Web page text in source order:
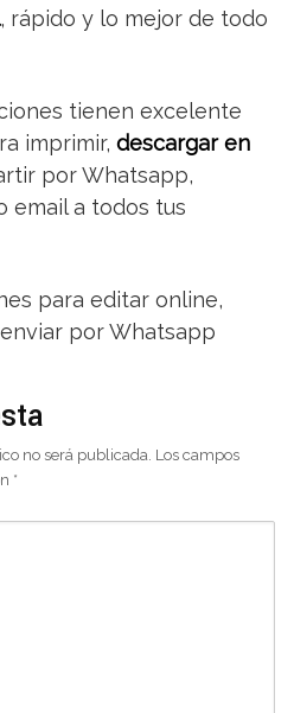
, rápido y lo mejor de todo
tienen excelente
imprimir, descargar en
por Whatsapp,
email a todos tus
para editar online,
por Whatsapp
no será publicada. Los campos
*